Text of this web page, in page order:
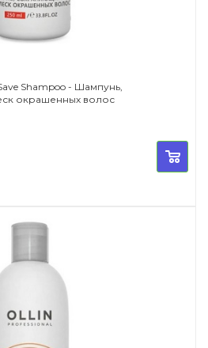
Shampoo - Шампунь,
окрашенных волос